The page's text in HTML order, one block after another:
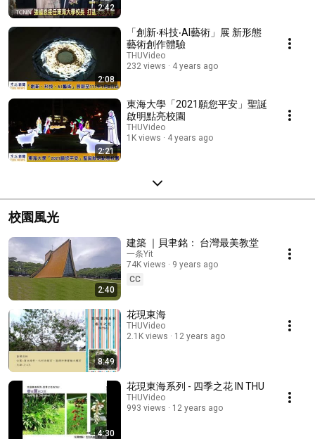
2:42
2:08
「創新‧科技‧AI藝術」展 新形態
藝術創作體驗
THUVideo
232 views
4 years ago
2:21
東海大學「2021願您平安」聖誕
啟明點亮校園
THUVideo
1K views
4 years ago
校園風光
2:40
建築 ｜貝聿銘： 台灣最美教堂
一条Yit
74K views
9 years ago
CC
8:49
花現東海
THUVideo
2.1K views
12 years ago
4:30
花現東海系列 - 四季之花 IN THU
THUVideo
993 views
12 years ago